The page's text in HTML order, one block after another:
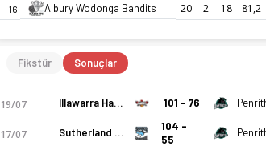
3 Beraberlik
16 Albury Wodonga Bandits 20 2 18 81,2
Fikstür Sonuçlar
19/07 Illawarra Hawks 2 101 - 76
17/07 Sutherland Sharks
104 -
55